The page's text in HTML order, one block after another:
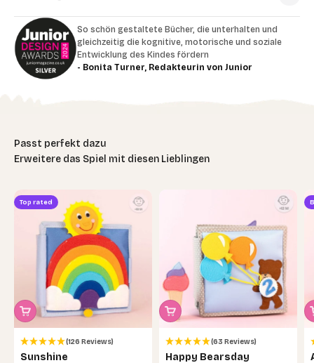
So schön gestaltete Bücher, die unterhalten und
gleichzeitig die kognitive, motorische und soziale
Entwicklung des Kindes fördern
- Bonita Turner, Redakteurin von Junior
Erweitere das Spiel mit diesen Lieblingen
Top rated
(126 Reviews)
Sunshine
(63 Reviews)
Happy Bearsday